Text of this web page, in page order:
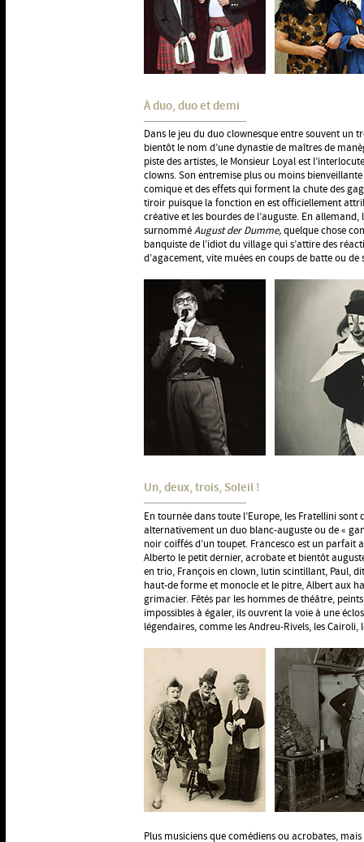
À duo, duo et demi
Dans le jeu du duo clownesque entre souvent un
bientôt le nom d’une dynastie de maîtres de
piste des artistes, le Monsieur Loyal est
clowns. Son entremise plus ou moins
comique et des effets qui forment la chute des
tiroir puisque la fonction en est officiellement
créative et les bourdes de l’auguste. En allemand,
surnomméAugust der Dumme,quelque chose
banquiste de l’idiot du village qui s’attire des
d’agacement, vite muées en coups de batte ou de
Un, deux, trois, Soleil !
En tournée dans toute l’Europe, les Fratellini
alternativement un duo blanc-auguste ou de «
noir coiffés d’un toupet. Francesco est un parfait
Alberto le petit dernier, acrobate et bientôt
en trio, François en clown, lutin scintillant, Paul,
haut-de forme et monocle et le pitre, Albert aux
grimacier. Fêtés par les hommes de théâtre,
impossibles à égaler, ils ouvrent la voie à une
légendaires, comme les Andreu-Rivels, les
Plus musiciens que comédiens ou acrobates,